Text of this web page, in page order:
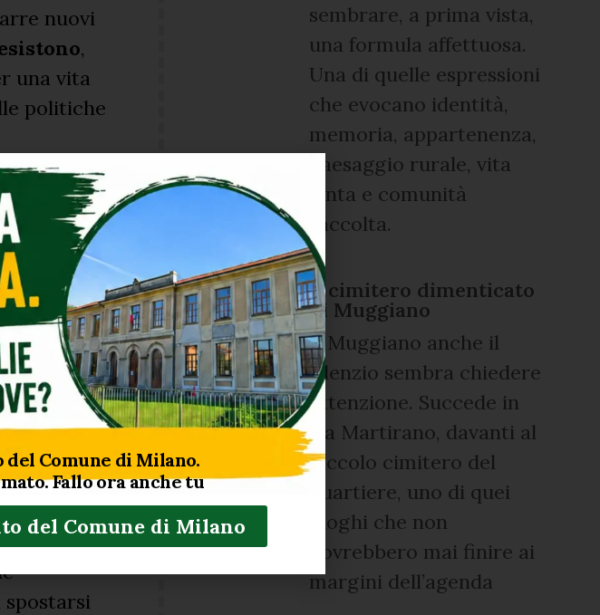
nuovi
,
una vita
politiche
visibili i
nasce
fare.
di
sembrare, a prima vista,
una formula affettuosa.
Una di quelle espressioni
che evocano identità,
memoria, appartenenza,
paesaggio rurale, vita
lenta e comunità
raccolta.
Il cimitero dimenticato
di Muggiano
A Muggiano anche il
silenzio sembra chiedere
attenzione. Succede in
via Martirano, davanti al
piccolo cimitero del
quartiere, uno di quei
luoghi che non
dovrebbero mai finire ai
margini dell’agenda
del Comune di Milano
Comune di Milano.
Fallo ora anche tu